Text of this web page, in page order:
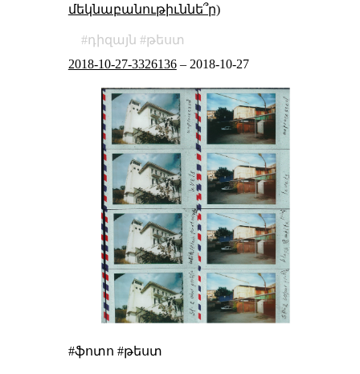
մեկնաբանութիւննե՞ր)
դիզայն
թեստ
2018-10-27-3326136– 2018-10-27
#ֆոտո #թեստ